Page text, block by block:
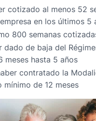
cotizado al menos 52
en los últimos 5
800 semanas
dado de baja del
meses hasta 5 años
contratado la
mínimo de 12 meses